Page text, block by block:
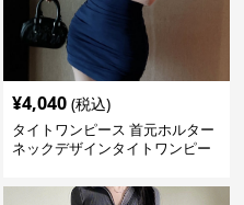
¥4,040 (税込)
タイトワンピース 首元ホルター
ネックデザインタイトワンピー